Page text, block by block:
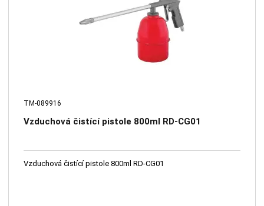
TM-089916
Vzduchová čistící pistole 800ml RD-CG01
Vzduchová čistící pistole 800ml RD-CG01